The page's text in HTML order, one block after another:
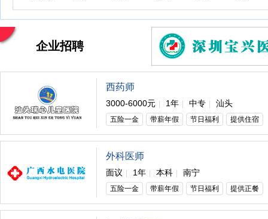
企业招聘
西药师
3000-6000元 1年 中专 汕头
五险一金 带薪年假 节日福利 提供住宿
外科医师
面议 1年 本科 南宁
五险一金 带薪年假 节日福利 提供正餐